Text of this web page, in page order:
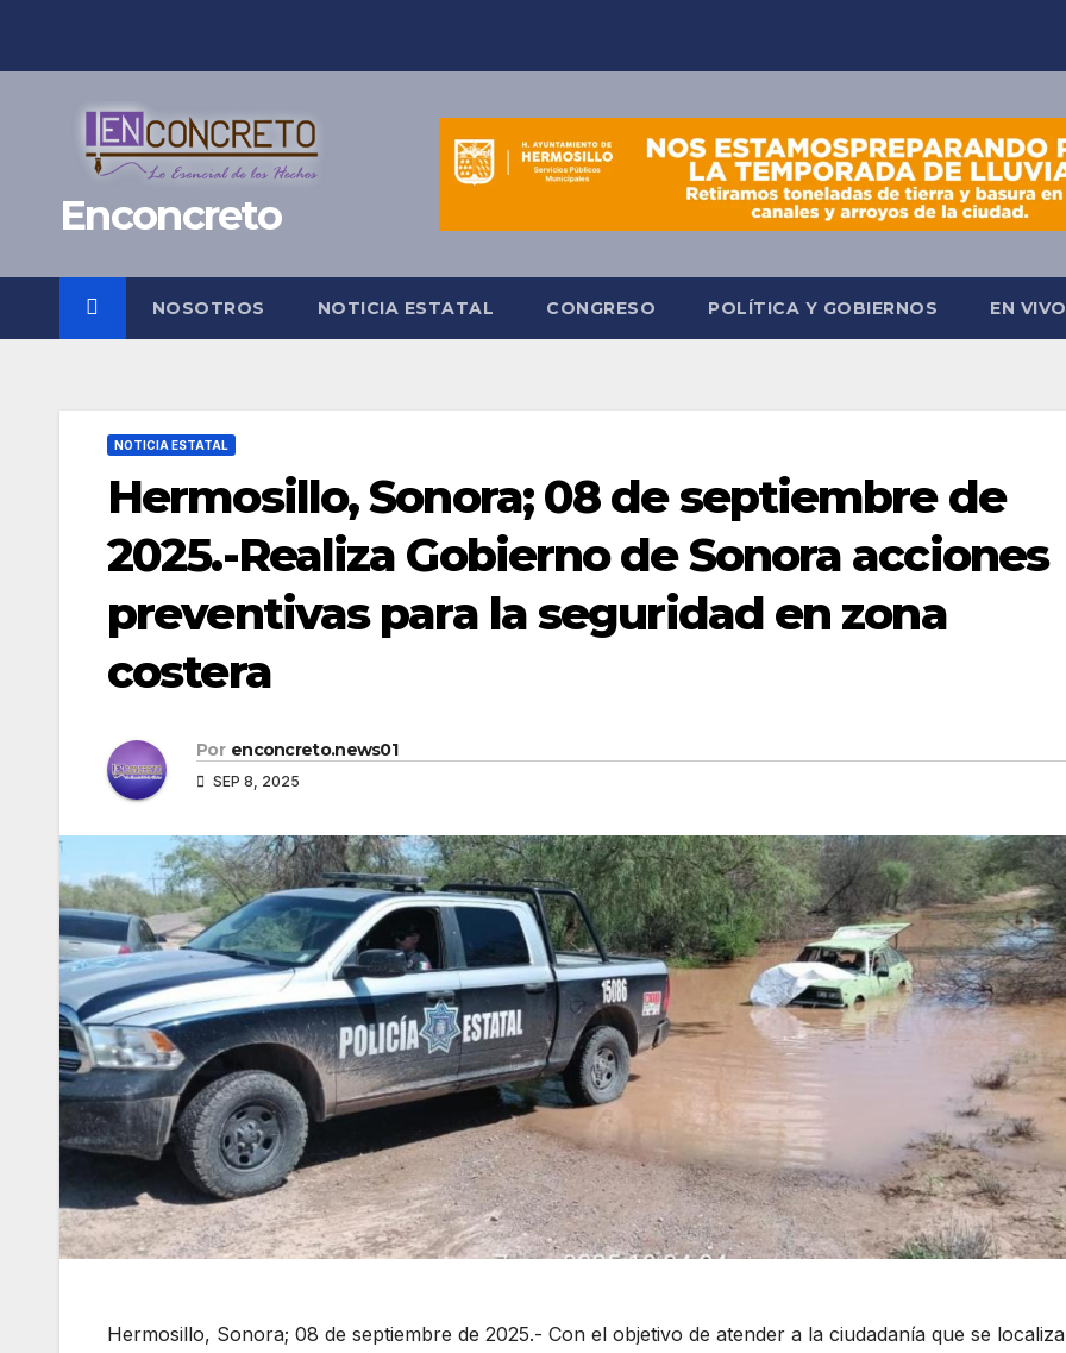
Enconcreto
NOSOTROS NOTICIA ESTATAL CONGRESO POLÍTICA Y GOBIERNOS EN
NOTICIA ESTATAL
Hermosillo, Sonora; 08 de septiembre de
2025.-Realiza Gobierno de Sonora acciones
preventivas para la seguridad en zona
costera
Por enconcreto.news01
SEP 8, 2025
Hermosillo, Sonora; 08 de septiembre de 2025.- Con el objetivo de atender a la ciudadanía que se